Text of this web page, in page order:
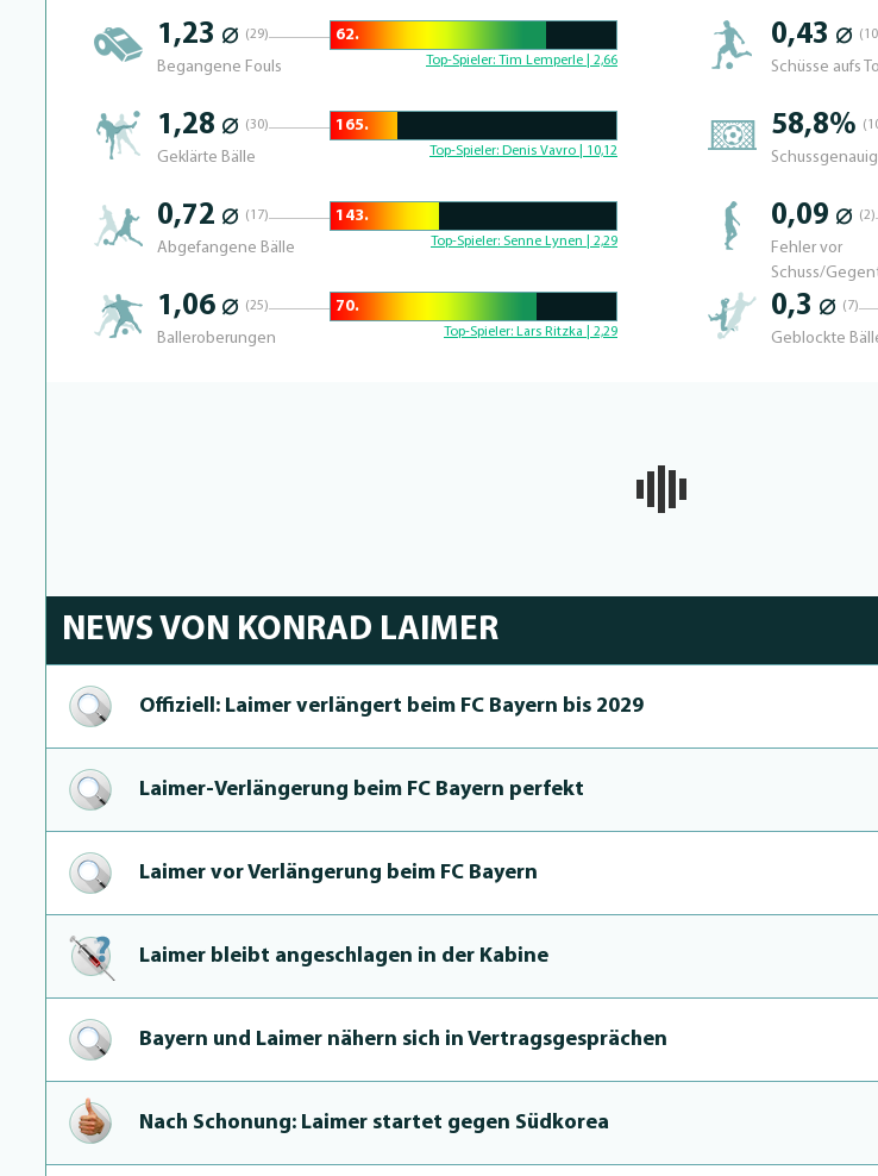
1,23 ⌀ (29)
Begangene Fouls
75.6% Complete
62.
Top-Spieler: Tim Lemperle | 2,66
1,28 ⌀ (30)
Geklärte Bälle
23.364485981308% Complete
165.
Top-Spieler: Denis Vavro | 10,12
0,72 ⌀ (17)
Abgefangene Bälle
37.719298245614% Complete
143.
Top-Spieler: Senne Lynen | 2,29
1,06 ⌀ (25)
Balleroberungen
71.951219512195% Complete
70.
Top-Spieler: Lars Ritzka | 2,29
0,43 ⌀
Schüsse aufs
58,8%
0,09 ⌀ (2)
Fehler vor
Schuss/
0,3 ⌀ (7)
Geblockte
NEWS VON KONRAD LAIMER
Offiziell: Laimer verlängert beim FC Bayern bis 2029
Laimer-Verlänge­rung beim FC Bayern perfekt
Laimer vor Verlänge­rung beim FC Bayern
Laimer bleibt angeschlagen in der Kabine
Bayern und Laimer nähern sich in Vertragsgesprächen
Nach Schonung: Laimer startet gegen Südkorea